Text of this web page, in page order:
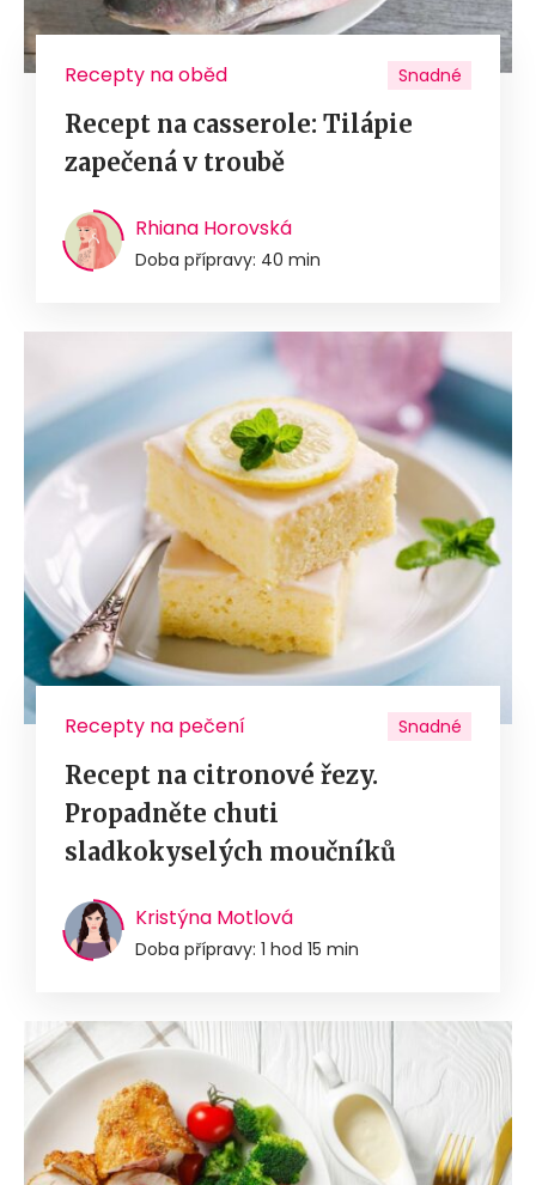
Recepty na oběd Snadné
Recept na casserole: Tilápie
zapečená v troubě
Rhiana Horovská
Doba přípravy: 40 min
Recepty na pečení Snadné
Recept na citronové řezy.
Propadněte chuti
sladkokyselých moučníků
Kristýna Motlová
Doba přípravy: 1 hod 15 min